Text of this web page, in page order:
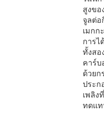
สูงขอ
จูลต่อ
เมกก
การ
ทั้งสอ
คาร์บ
ด้วยก
ประก
เพลิง
ทดแท